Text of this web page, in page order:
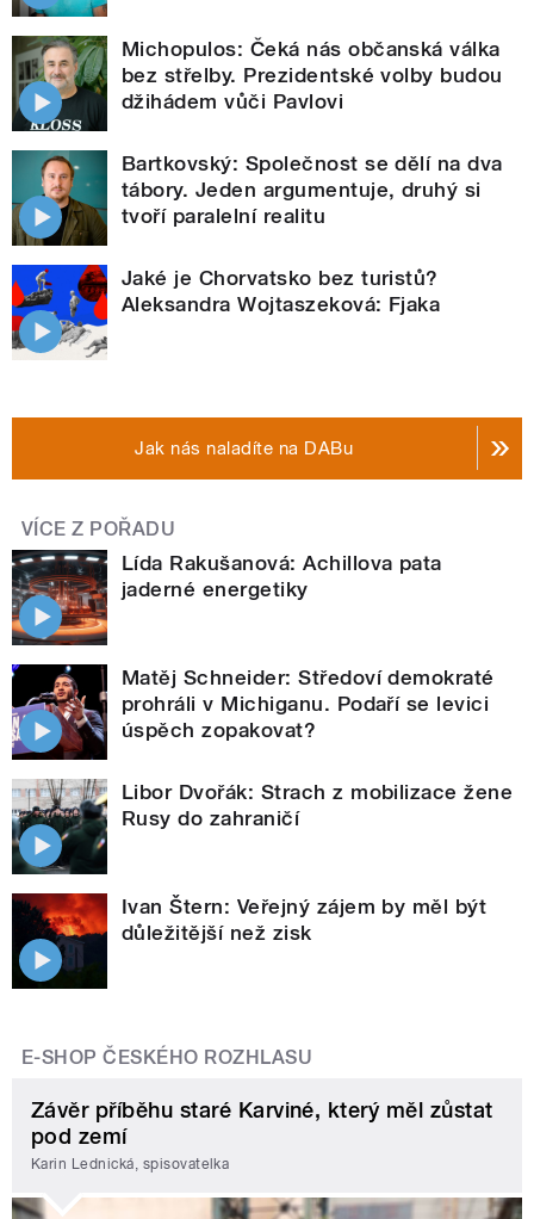
Michopulos: Čeká nás občanská válka
bez střelby. Prezidentské volby budou
džihádem vůči Pavlovi
Bartkovský: Společnost se dělí na dva
tábory. Jeden argumentuje, druhý si
tvoří paralelní realitu
Jaké je Chorvatsko bez turistů?
Aleksandra Wojtaszeková: Fjaka
Jak nás naladíte na DABu
VÍCE Z POŘADU
Lída Rakušanová: Achillova pata
jaderné energetiky
Matěj Schneider: Středoví demokraté
prohráli v Michiganu. Podaří se levici
úspěch zopakovat?
Libor Dvořák: Strach z mobilizace žene
Rusy do zahraničí
Ivan Štern: Veřejný zájem by měl být
důležitější než zisk
E-SHOP ČESKÉHO ROZHLASU
Závěr příběhu staré Karviné, který měl zůstat
pod zemí
Karin Lednická, spisovatelka